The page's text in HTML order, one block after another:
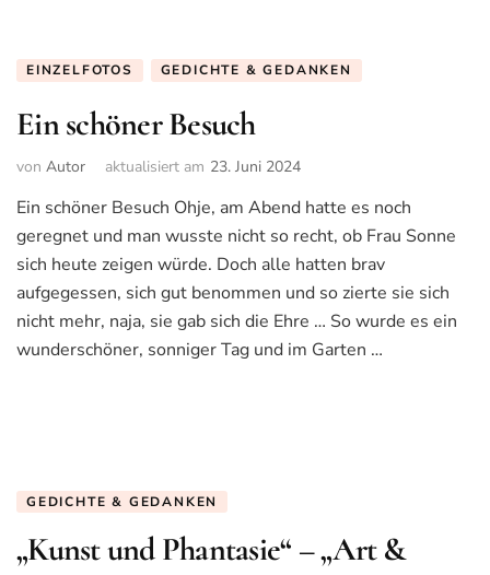
EINZELFOTOS GEDICHTE & GEDANKEN
Ein schöner Besuch
von Autor aktualisiert am 23. Juni 2024
Ein schöner Besuch Ohje, am Abend hatte es noch
geregnet und man wusste nicht so recht, ob Frau Sonne
sich heute zeigen würde. Doch alle hatten brav
aufgegessen, sich gut benommen und so zierte sie sich
nicht mehr, naja, sie gab sich die Ehre … So wurde es ein
wunderschöner, sonniger Tag und im Garten …
GEDICHTE & GEDANKEN
„Kunst und Phantasie“ – „Art &